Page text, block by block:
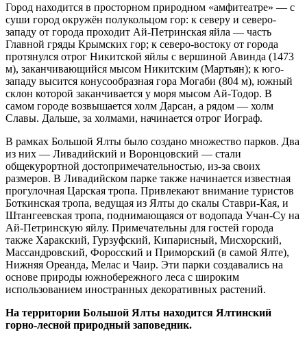
Город находится в просторном природном «амфитеатре» — с
суши город окружён полукольцом гор: к северу и северо-
западу от города проходит Ай-Петринская яйла — часть
Главной гряды Крымских гор; к северо-востоку от города
протянулся отрог Никитской яйлы с вершиной Авинда (1473
м), заканчивающийся мысом Никитским (Мартьян); к юго-
западу высится конусообразная гора Могаби (804 м), южный
склон которой заканчивается у моря мысом Ай-Тодор. В
самом городе возвышается холм Дарсан, а рядом — холм
Славы. Дальше, за холмами, начинается отрог Иограф.
В рамках Большой Ялты было создано множество парков. Два
из них — Ливадийский и Воронцовский — стали
общекурортной достопримечательностью, из-за своих
размеров. В Ливадийском парке также начинается известная
прогулочная Царская тропа. Привлекают внимание туристов
Боткинская тропа, ведущая из Ялты до скалы Ставри-Кая, и
Штангеевская тропа, поднимающаяся от водопада Учан-Су на
Ай-Петринскую яйлу. Примечательны для гостей города
также Харакский, Гурзуфский, Кипарисный, Мисхорский,
Массандровский, Форосский и Приморский (в самой Ялте),
Нижняя Ореанда, Мелас и Чаир. Эти парки создавались на
основе природы южнобережного леса с широким
использованием иностранных декоративных растений.
На территории Большой Ялты находится Ялтинский
горно-лесной природный заповедник.